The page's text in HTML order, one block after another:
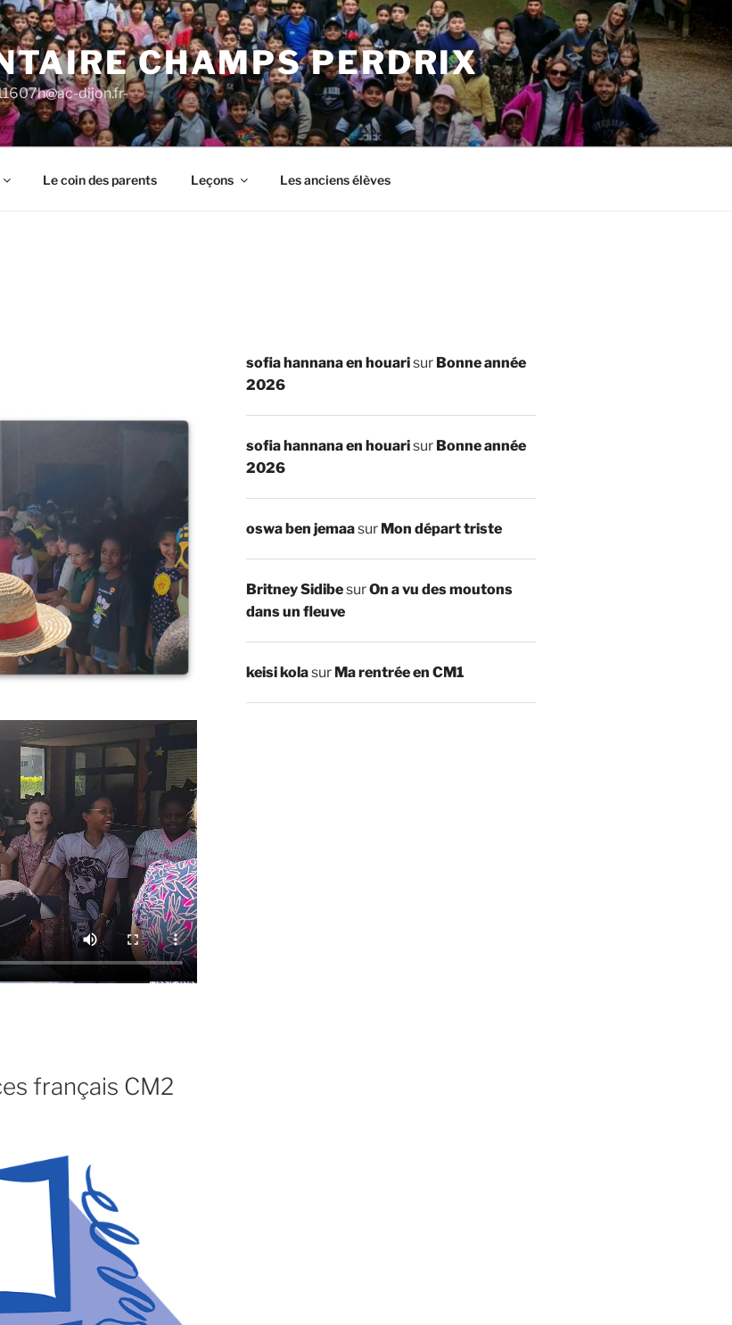
CHAMPS PERDRIX
dijon.fr-
Le coin des parents Leçons Les anciens élèves
français CM2
sofia hannana en houarisur Bonne année
2026
sofia hannana en houarisur Bonne année
2026
oswa ben jemaasur Mon départ triste
Britney SidibesurOn a vu des moutons
dans un fleuve
keisi kolasur Ma rentrée en CM1